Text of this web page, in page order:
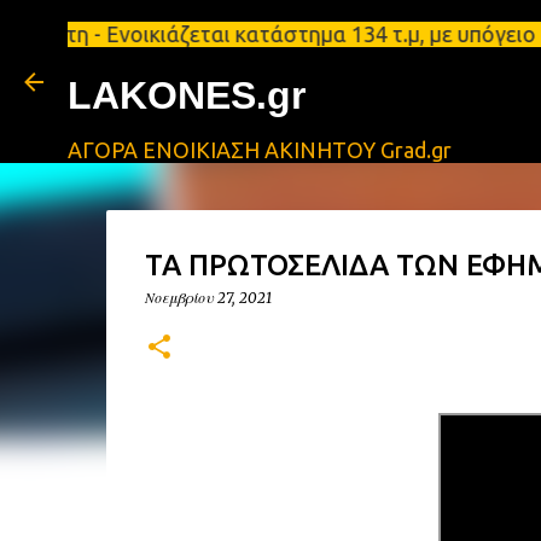
κατάστημα 134 τ.μ, με υπόγειο
LAKONES.gr
ΑΓΟΡΑ ΕΝΟΙΚΙΑΣΗ ΑΚΙΝΗΤΟΥ Grad.gr
ΤΑ ΠΡΩΤΟΣΕΛΙΔΑ ΤΩΝ
Νοεμβρίου 27, 2021